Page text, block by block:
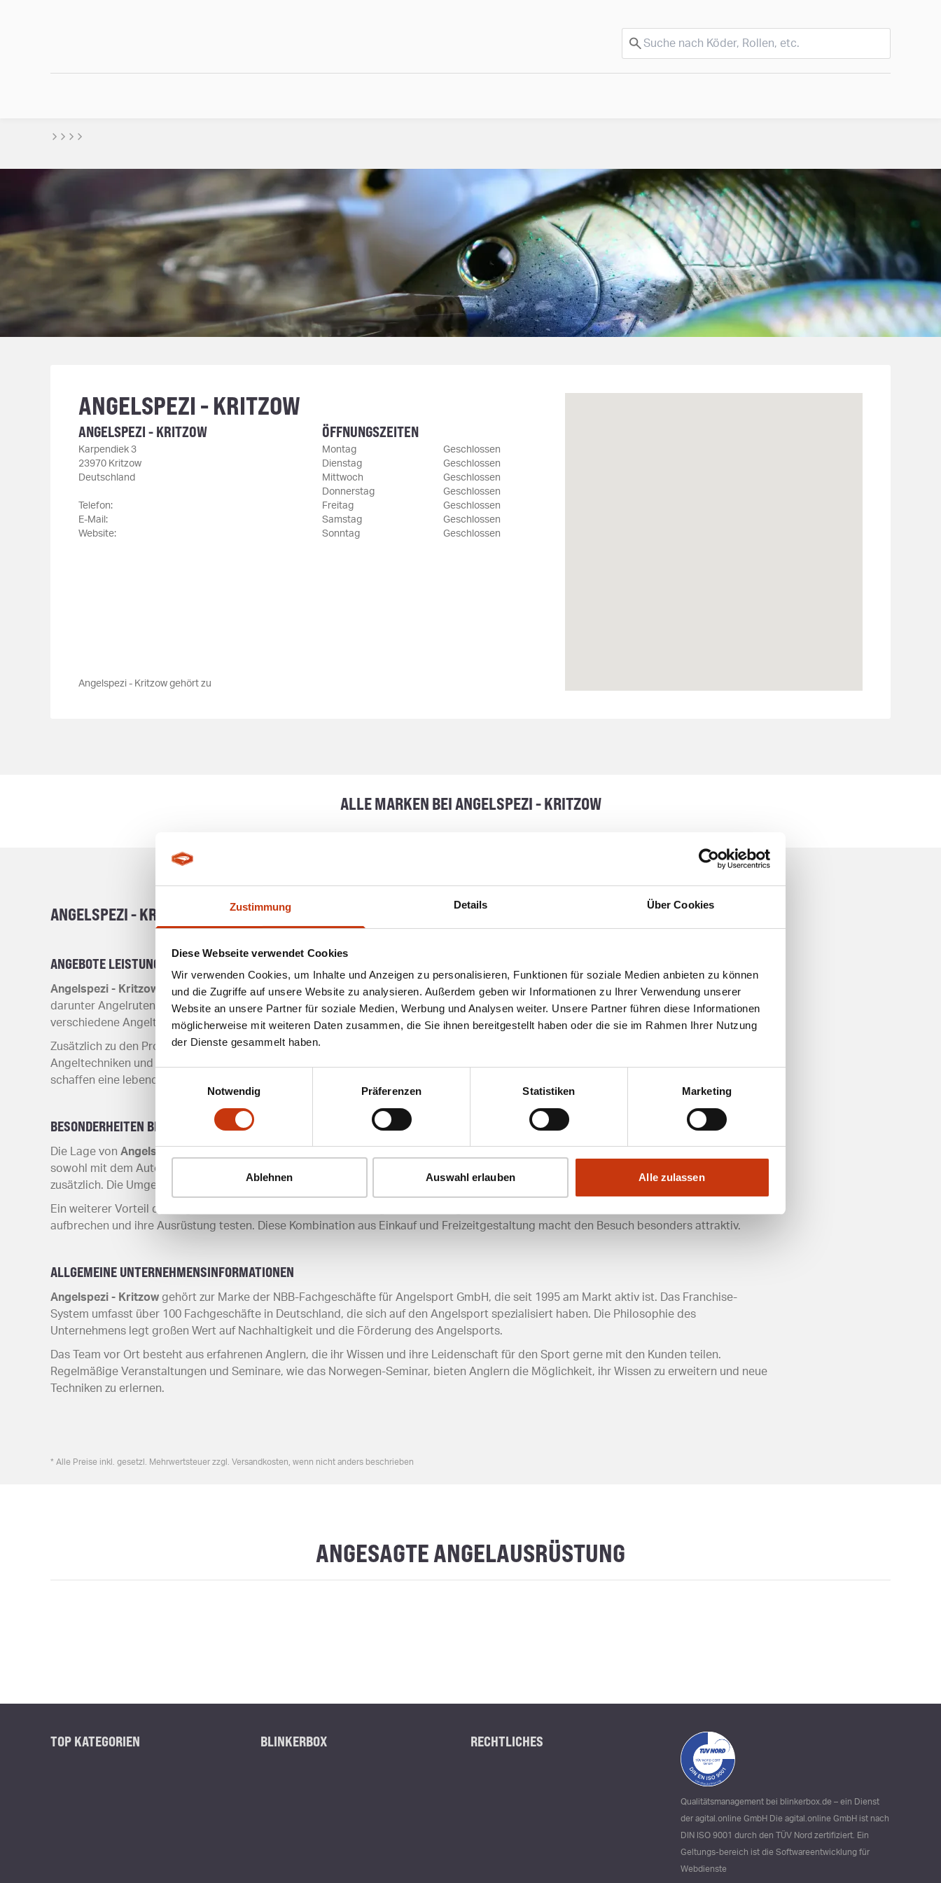
Zustimmung Details Über Cookies
Diese Webseite verwendet Cookies
Wir verwenden Cookies, um Inhalte und Anzeigen zu personalisieren, Funktionen für soziale Medien anbieten zu können
und die Zugriffe auf unsere Website zu analysieren. Außerdem geben wir Informationen zu Ihrer Verwendung unserer
Website an unsere Partner für soziale Medien, Werbung und Analysen weiter. Unsere Partner führen diese Informationen
möglicherweise mit weiteren Daten zusammen, die Sie ihnen bereitgestellt haben oder die sie im Rahmen Ihrer Nutzung
der Dienste gesammelt haben.
Einwilligungsauswahl
Notwendig
Präferenzen Statistiken Marketing
Ablehnen Auswahl erlauben Alle zulassen
ANGELSPEZI - KRITZOW
ANGELSPEZI - KRITZOW
Karpendiek 3
23970 Kritzow
Deutschland
Telefon:
E-Mail:
Website:
ÖFFNUNGSZEITEN
Montag
Geschlossen
Dienstag
Geschlossen
Mittwoch
Geschlossen
Donnerstag
Geschlossen
Freitag
Geschlossen
Samstag
Geschlossen
Sonntag
Geschlossen
Angelspezi - Kritzow gehört zu
ALLE MARKEN BEI ANGELSPEZI - KRITZOW
ANGELSPEZI - KRITZOW - FACHMARKT FÜR ANGELSPORT
ANGEBOTE LEISTUNGEN
Angelspezi - Kritzow
bietet eine breite Palette an Produkten für den Angelsport. Kunden finden hier alles, was das Anglerherz begehrt,
darunter Angelruten, Angelrollen und Angelzubehör. Die Fachhändler führen auch hochwertige Angelköder und spezielle Ausrüstungen für
verschiedene Angeltechniken. Zudem bietet der Laden eine Auswahl an Eigenmarken, die für ihre Qualität bekannt sind.
Zusätzlich zu den Produkten bietet der Fachhändler auch verschiedene Dienstleistungen an. Dazu gehören Beratungen zu den besten
Angeltechniken und Tipps für die Auswahl der richtigen Ausrüstung. Veranstaltungen und Gewinnspiele runden das Angebot ab und
schaffen eine lebendige Community für Angler.
BESONDERHEITEN BEI DER LAGE
Die Lage von Angelspezi - Kritzow
sowohl mit dem Auto als auch mit öffentlichen Verkehrsmitteln leicht zugänglich ist. Parkmöglichkeiten in der Nähe erleichtern den Besuch
zusätzlich. Die Umgebung bietet zudem zahlreiche Angelgewässer, die für die Kunden von Interesse sind.
Ein weiterer Vorteil der Lage ist die Nähe zu anderen Freizeitmöglichkeiten. Angler können nach dem Einkauf direkt zu den Gewässern
aufbrechen und ihre Ausrüstung testen. Diese Kombination aus Einkauf und Freizeitgestaltung macht den Besuch besonders attraktiv.
ALLGEMEINE UNTERNEHMENSINFORMATIONEN
Angelspezi - Kritzow gehört zur Marke der NBB-Fachgeschäfte für Angelsport GmbH, die seit 1995 am Markt aktiv ist. Das Franchise-
System umfasst über 100 Fachgeschäfte in Deutschland, die sich auf den Angelsport spezialisiert haben. Die Philosophie des
Unternehmens legt großen Wert auf Nachhaltigkeit und die Förderung des Angelsports.
Das Team vor Ort besteht aus erfahrenen Anglern, die ihr Wissen und ihre Leidenschaft für den Sport gerne mit den Kunden teilen.
Regelmäßige Veranstaltungen und Seminare, wie das Norwegen-Seminar, bieten Anglern die Möglichkeit, ihr Wissen zu erweitern und neue
Techniken zu erlernen.
* Alle Preise inkl. gesetzl. Mehrwertsteuer zzgl. Versandkosten, wenn nicht anders beschrieben
ANGESAGTE ANGELAUSRÜSTUNG
TOP KATEGORIEN BLINKERBOX RECHTLICHES
Qualitätsmanagement bei blinkerbox.de – ein Dienst
der agital.online GmbH Die agital.online GmbH ist nach
DIN ISO 9001 durch den TÜV Nord zertifiziert. Ein
Geltungs-bereich ist die Softwareentwicklung für
Webdienste